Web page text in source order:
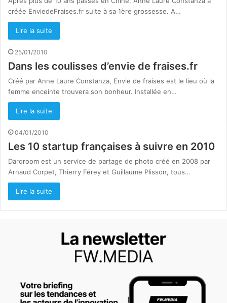
créée EnviedeFraises.fr suite à sa 1ère grossesse. A…
Lire la suite
25/01/2010
Dans les coulisses d’envie de fraises.fr
Créé par Anne Laure Constanza, Envie de fraises est le lieu où la
femme enceinte trouvera son bonheur. Installée en…
Lire la suite
04/01/2010
Les 10 startup françaises à suivre en 2010
Darqroom est un service de partage de photo créé en 2008 par
Arnaud Corpet, Thierry Férey et Guillaume Plisson, tous…
Lire la suite